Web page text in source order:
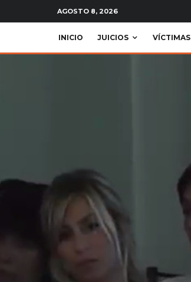
AGOSTO 8, 2026
INICIO JUICIOS VÍCTIMAS